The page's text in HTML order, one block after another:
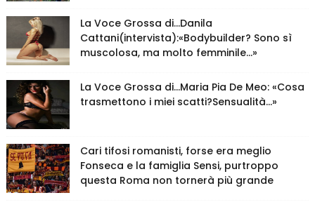
La Voce Grossa di…Danila
Cattani(intervista):«Bodybuilder? Sono sì
muscolosa, ma molto femminile…»
La Voce Grossa di…Maria Pia De Meo: «Cosa
trasmettono i miei scatti?Sensualità…»
Cari tifosi romanisti, forse era meglio
Fonseca e la famiglia Sensi, purtroppo
questa Roma non tornerà più grande